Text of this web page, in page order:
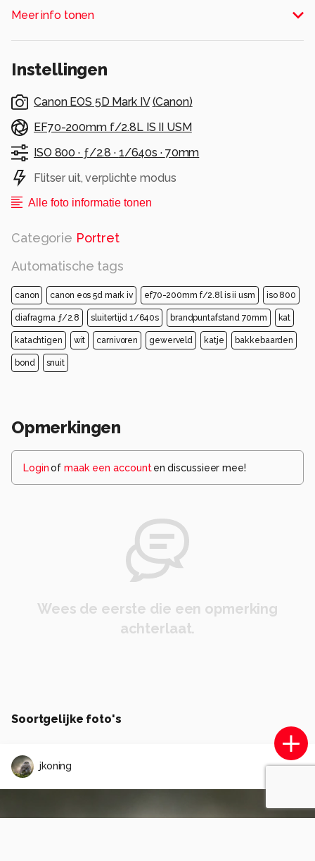
Alle rechten voorbehouden
Meer info tonen
Instellingen
Canon EOS 5D Mark IV (Canon)
EF70-200mm f/2.8L IS II USM
ISO 800 · ƒ/2.8 · 1/640s · 70mm
Flitser uit, verplichte modus
Alle foto informatie tonen
Categorie Portret
Automatische tags
canon canon eos 5d mark iv ef70-200mm f/2.8l is ii usm iso 800
diafragma ƒ/2.8 sluitertijd 1/640s brandpuntafstand 70mm kat
katachtigen wit carnivoren gewerveld katje bakkebaarden
bond snuit
Opmerkingen
Loginof maak een account en discussieer mee!
Wees de eerste die een opmerking
achterlaat.
Soortgelijke foto's
jkoning